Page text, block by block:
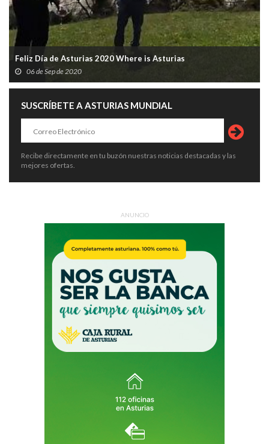
Feliz Día de Asturias 2020 Where is Asturias
06 de Sep de 2020
SUSCRÍBETE A ASTURIAS MUNDIAL
Recibe directamente en tu buzón nuestras noticias destacadas y las
mejores ofertas.
ANUNCIO